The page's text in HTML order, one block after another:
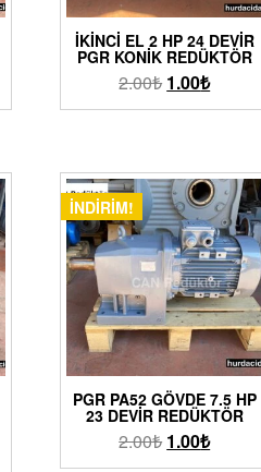
İKINCI EL 2 HP 24 DEVIR
PGR KONIK REDÜKTÖR
2.00₺ 1.00₺
İNDIRIM!
PGR PA52 GÖVDE 7.5 HP
23 DEVIR REDÜKTÖR
2.00₺ 1.00₺